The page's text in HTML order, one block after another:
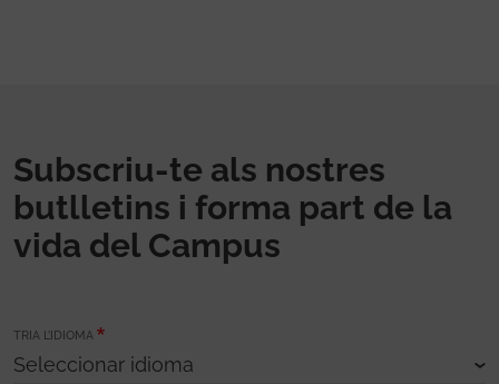
Subscriu-te als nostres
butlletins i forma part de la
vida del Campus
TRIA L’IDIOMA